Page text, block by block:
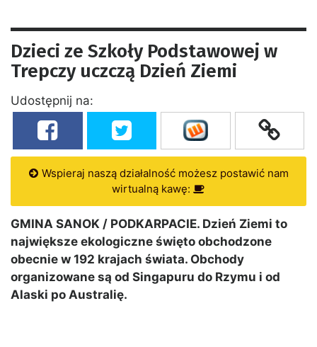
Dzieci ze Szkoły Podstawowej w
Trepczy uczczą Dzień Ziemi
Udostępnij na:
Wspieraj naszą działalność możesz postawić nam
wirtualną kawę:
GMINA SANOK / PODKARPACIE. Dzień Ziemi to
największe ekologiczne święto obchodzone
obecnie w 192 krajach świata. Obchody
organizowane są od Singapuru do Rzymu i od
Alaski po Australię.